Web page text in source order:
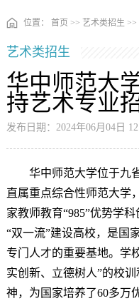
位置： 首页 >> 艺术类招生 >>
艺术类招生
华中师范大
持艺术专业
发布日期：2024年06月04日
华中师范大学位于九
直属重点综合性师范大学
家教师教育“985”优势学
“双一流”建设高校，是国
专门人才的重要基地。学
实创新、立德树人”的校
神，为国家培养了60多万